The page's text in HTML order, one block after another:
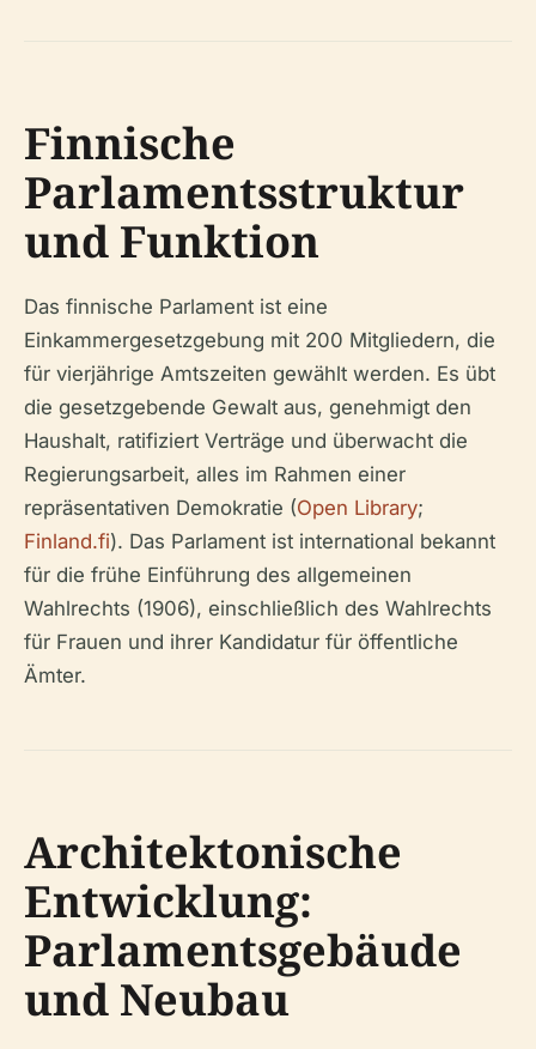
Finnische
Parlamentsstruktur
und Funktion
Das finnische Parlament ist eine
Einkammergesetzgebung mit 200 Mitgliedern, die
für vierjährige Amtszeiten gewählt werden. Es übt
die gesetzgebende Gewalt aus, genehmigt den
Haushalt, ratifiziert Verträge und überwacht die
Regierungsarbeit, alles im Rahmen einer
repräsentativen Demokratie (Open Library;
Finland.fi). Das Parlament ist international bekannt
für die frühe Einführung des allgemeinen
Wahlrechts (1906), einschließlich des Wahlrechts
für Frauen und ihrer Kandidatur für öffentliche
Ämter.
Architektonische
Entwicklung:
Parlamentsgebäude
und Neubau